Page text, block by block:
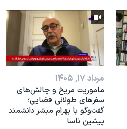
مرداد ۱۷, ۱۴۰۵
ماموریت مریخ و چالش‌های
سفرهای طولانی فضایی؛
گفت‌وگو با بهرام مبشر دانشمند
پیشین ناسا